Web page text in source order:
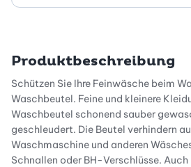
Produktbeschreibung
Schützen Sie Ihre Feinwäsche beim
Waschbeutel. Feine und kleinere
Waschbeutel schonend sauber
geschleudert. Die Beutel verhindern
Waschmaschine und anderen
Schnallen oder BH-Verschlüsse.